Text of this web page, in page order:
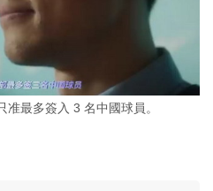
最多簽入 3 名中國球員。